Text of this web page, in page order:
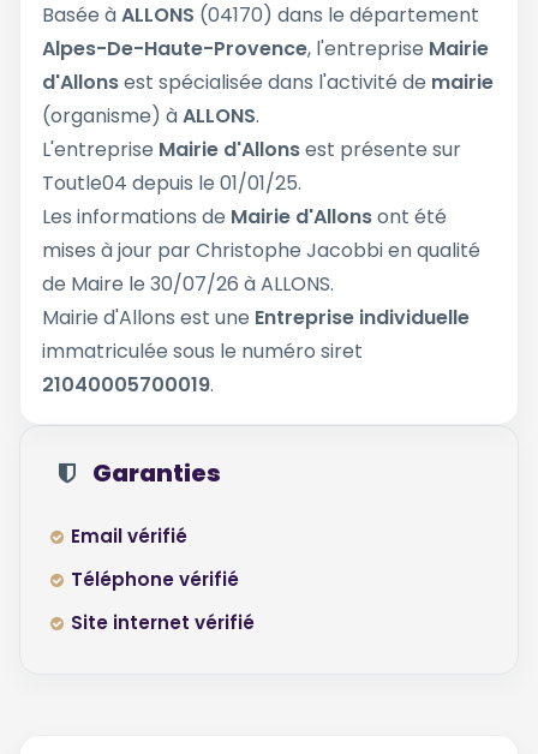
Basée àALLONS (04170) dans le département
Alpes-De-Haute-Provence, l'entreprise Mairie
d'Allonsest spécialisée dans l'activité de mairie
(organisme) àALLONS.
L'entreprise Mairie d'Allonsest présente sur
Toutle04 depuis le 01/01/25.
Les informations de Mairie d'Allonsont été
mises à jour par Christophe Jacobbi en qualité
de Maire le 30/07/26 à ALLONS.
Mairie d'Allons est une Entreprise individuelle
immatriculée sous le numéro siret
21040005700019.
Garanties
Email vérifié
Téléphone vérifié
Site internet vérifié